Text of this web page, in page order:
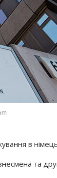
в
та